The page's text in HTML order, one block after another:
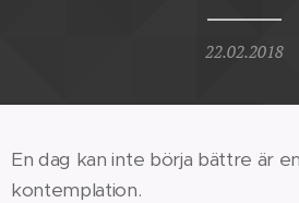
22.02.2018
En dag kan inte börja bättre är
kontemplation.